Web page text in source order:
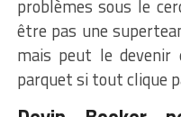
problèmes sous le
être pas une
mais peut le
parquet si tout clique